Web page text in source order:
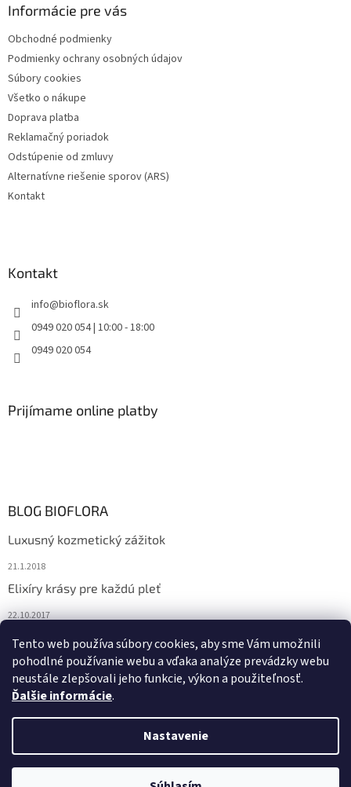
Tento web používa súbory cookies, aby sme Vám umožnili
pohodlné používanie webu a vďaka analýze prevádzky webu
neustále zlepšovali jeho funkcie, výkon a použiteľnosť.
Ďalšie informácie.
Nastavenie
Informácie pre vás
Obchodné podmienky
Podmienky ochrany osobných údajov
Súbory cookies
Všetko o nákupe
Doprava platba
Reklamačný poriadok
Odstúpenie od zmluvy
Alternatívne riešenie sporov (ARS)
Kontakt
Kontakt
info@bioflora.sk
0949 020 054 | 10:00 - 18:00
0949 020 054
Prijímame online platby
BLOG BIOFLORA
Luxusný kozmetický zážitok
21.1.2018
Elixíry krásy pre každú pleť
22.10.2017
Spoznajte prírodnú kozmetiku Sante
10.10.2017
Copyright 2026Bioflora.sk. Všetky práva vyhradené.Upraviť